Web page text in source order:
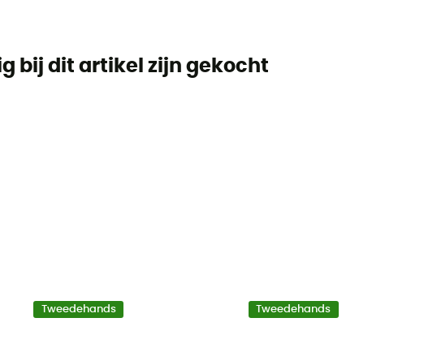
bij dit artikel zijn gekocht
Tweedehands Tweedehands